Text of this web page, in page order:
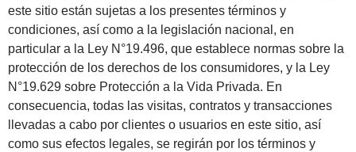
este sitio están sujetas a los presentes términos y
condiciones, así como a la legislación nacional, en
particular a la Ley N°19.496, que establece normas sobre la
protección de los derechos de los consumidores, y la Ley
N°19.629 sobre Protección a la Vida Privada. En
consecuencia, todas las visitas, contratos y transacciones
llevadas a cabo por clientes o usuarios en este sitio, así
como sus efectos legales, se regirán por los términos y